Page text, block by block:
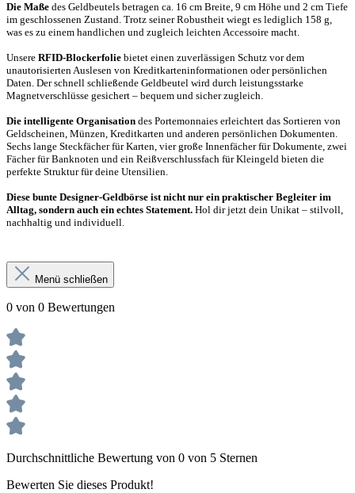
Die Maße des Geldbeutels betragen ca. 16 cm Breite, 9 cm Höhe und 2 cm Tiefe
im geschlossenen Zustand. Trotz seiner Robustheit wiegt es lediglich 158 g,
was es zu einem handlichen und zugleich leichten Accessoire macht.
Unsere RFID-Blockerfolie bietet einen zuverlässigen Schutz vor dem
unautorisierten Auslesen von Kreditkarteninformationen oder persönlichen
Daten. Der schnell schließende Geldbeutel wird durch leistungsstarke
Magnetverschlüsse gesichert – bequem und sicher zugleich.
Die intelligente Organisation des Portemonnaies erleichtert das Sortieren von
Geldscheinen, Münzen, Kreditkarten und anderen persönlichen Dokumenten.
Sechs lange Steckfächer für Karten, vier große Innenfächer für Dokumente, zwei
Fächer für Banknoten und ein Reißverschlussfach für Kleingeld bieten die
perfekte Struktur für deine Utensilien.
Diese bunte Designer-Geldbörse ist nicht nur ein praktischer Begleiter im
Alltag, sondern auch ein echtes Statement. Hol dir jetzt dein Unikat – stilvoll,
nachhaltig und individuell.
Menü schließen
0 von 0 Bewertungen
Durchschnittliche Bewertung von 0 von 5 Sternen
Bewerten Sie dieses Produkt!